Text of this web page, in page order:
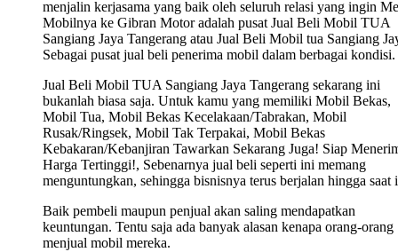
menjalin kerjasama yang baik oleh seluruh relasi yang ingin
Mobilnya ke Gibran Motor adalah pusat Jual Beli Mobil TUA
Sangiang Jaya Tangerang atau Jual Beli Mobil tua Sangiang
Sebagai pusat jual beli penerima mobil dalam berbagai kondisi.
Jual Beli Mobil TUA Sangiang Jaya Tangerang sekarang ini
bukanlah biasa saja. Untuk kamu yang memiliki Mobil Bekas,
Mobil Tua, Mobil Bekas Kecelakaan/Tabrakan, Mobil
Rusak/Ringsek, Mobil Tak Terpakai, Mobil Bekas
Kebakaran/Kebanjiran Tawarkan Sekarang Juga! Siap
Harga Tertinggi!, Sebenarnya jual beli seperti ini memang
menguntungkan, sehingga bisnisnya terus berjalan hingga saat
Baik pembeli maupun penjual akan saling mendapatkan
keuntungan. Tentu saja ada banyak alasan kenapa orang-orang
menjual mobil mereka.